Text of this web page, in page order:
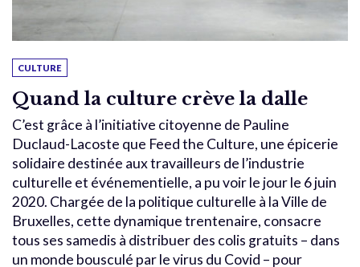
CULTURE
Quand la culture crève la dalle
C’est grâce à l’initiative citoyenne de Pauline
Duclaud-Lacoste que Feed the Culture, une épicerie
solidaire destinée aux travailleurs de l’industrie
culturelle et événementielle, a pu voir le jour le 6 juin
2020. Chargée de la politique culturelle à la Ville de
Bruxelles, cette dynamique trentenaire, consacre
tous ses samedis à distribuer des colis gratuits – dans
un monde bousculé par le virus du Covid – pour